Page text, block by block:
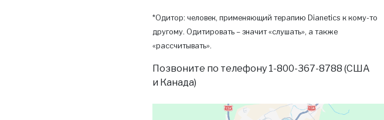
*Одитор: человек, применяющий терапию Dianetics к кому-то
другому. Одитировать – значит «слушать», а также
«рассчитывать».
Позвоните по телефону 1-800-367-8788 (США
и Канада)